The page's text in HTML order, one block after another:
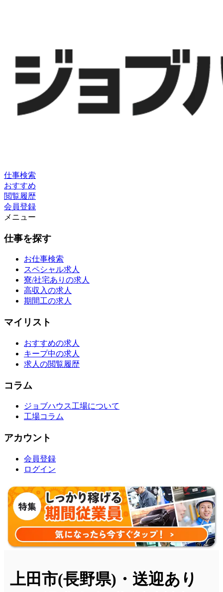
仕事検索
おすすめ
閲覧履歴
会員登録
メニュー
仕事を探す
お仕事検索
スペシャル求人
寮/社宅ありの求人
高収入の求人
期間工の求人
マイリスト
おすすめの求人
キープ中の求人
求人の閲覧履歴
コラム
ジョブハウス工場について
工場コラム
アカウント
会員登録
ログイン
上田市(長野県)・送迎あり